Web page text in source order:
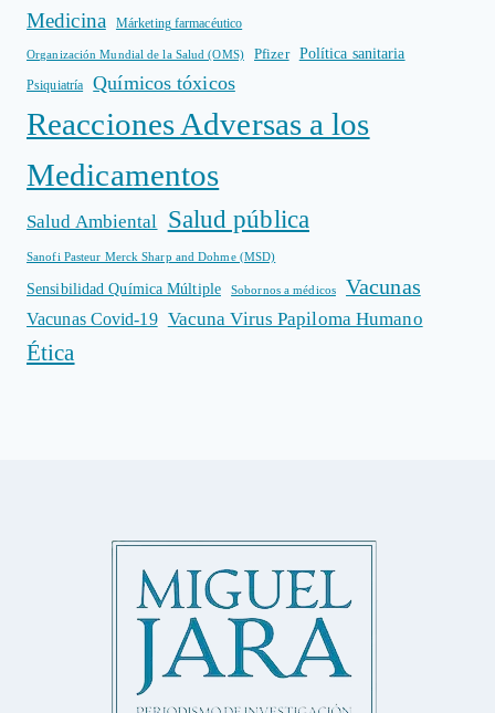
Medicina Márketing farmacéutico
Organización Mundial de la Salud (OMS) Pfizer Política sanitaria
Psiquiatría Químicos tóxicos
Reacciones Adversas a los
Medicamentos
Salud Ambiental Salud pública
Sanofi Pasteur Merck Sharp and Dohme (MSD)
Sensibilidad Química Múltiple Sobornos a médicos Vacunas
Vacunas Covid-19 Vacuna Virus Papiloma Humano
Ética